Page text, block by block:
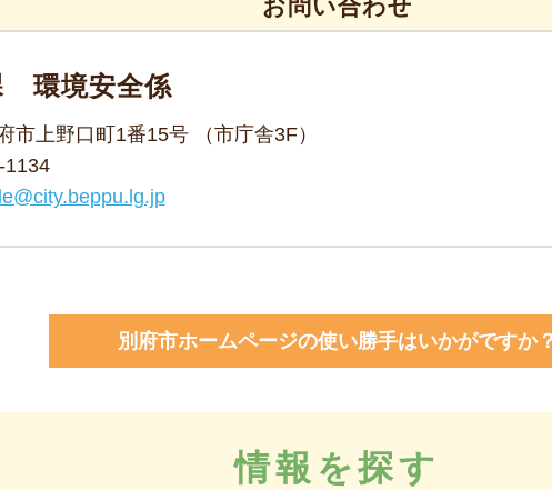
お問い合わせ
環境安全係
市上野口町1番15号 （市庁舎3F）
1134
別府市ホームページの使い勝手はいかがですか？
情報を探す